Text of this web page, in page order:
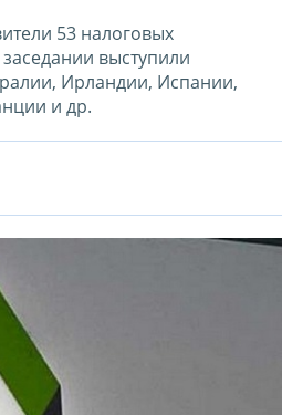
53 налоговых
выступили
Ирландии, Испании,
и др.